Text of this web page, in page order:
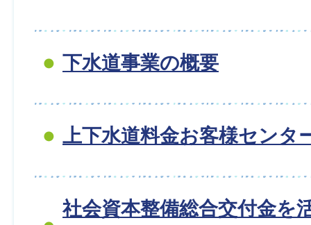
下水道事業の概要
上下水道料金お客様センタ
社会資本整備総合交付金を